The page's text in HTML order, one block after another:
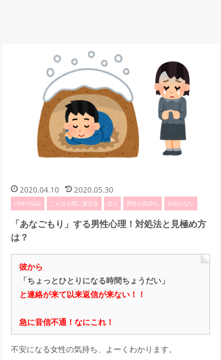
2020.04.10 2020.05.30
LINEの悩み こんな人間に要注意 恋人 男性の気持ち 自信がない
「あなごもり」する男性心理！対処法と見極め方
は？
彼から
「ちょっとひとりになる時間ちょうだい」
と連絡が来て以来返信が来ない！！
急に音信不通！なにこれ！
不安になる女性の気持ち、よーくわかります。